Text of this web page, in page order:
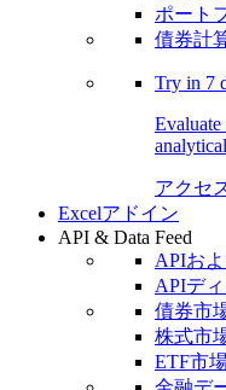
ポート
債券計
Try in 7
Evaluate
アクセ
Excelアドイン
API & Data Feed
APIお
APIデ
債券市
株式市
ETF市